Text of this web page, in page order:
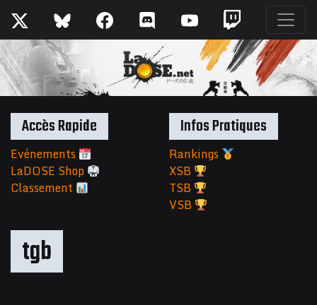
tgb
Accès Rapide
Evénements
LaDOSE Shop
Classement
Infos Pratiques
Rankings
XSB
TSB
VSB